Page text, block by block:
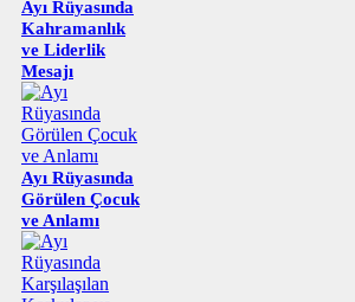
Ayı Rüyasında
Kahramanlık
ve Liderlik
Mesajı
Ayı Rüyasında
Görülen Çocuk
ve Anlamı